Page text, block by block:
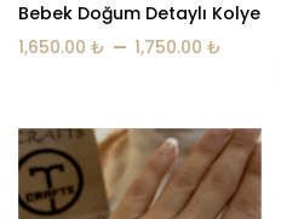
Bebek Doğum Detaylı Kolye
1,650.00 ₺ – 1,750.00 ₺